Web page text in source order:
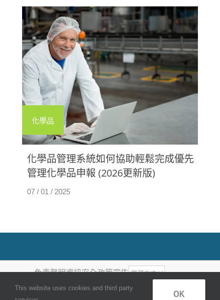
化學品
化學品管理系統如何協助輕鬆完成優先
管理化學品申報 (2026更新版)
07 / 01 / 2025
免責聲明資訊安全政策宣告
COPYRIGHT ©2026, QUANTUM
This website uses cookies and third party
OK